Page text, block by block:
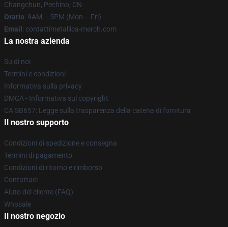
Changchun, Pechino, CN
Orario: 9AM – 5PM (Mon – Fri)
Email : contattimetallica-merch.com
La nostra azienda
Su di noi
Termini e condizioni
Informativa sulla privacy
DMCA - Informativa sul copyright
CA SB657: Legge sulla trasparenza della catena di fornitura
Il nostro supporto
Condizioni di spedizione e consegna
Termini di pagamento
Condizioni di ritorno e rimborso
Contattaci
Aiuto del cliente (FAQ)
Whosale
Il nostro negozio